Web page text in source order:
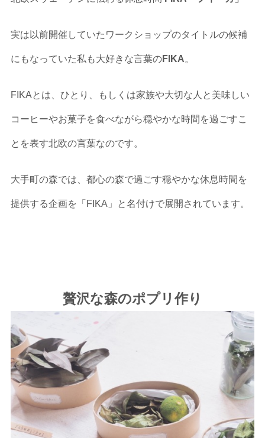
実は以前開催していたワークショップのタイトルの候補
にもなっていた私も大好きな言葉のFIKA。
FIKAとは、ひとり、もしくは家族や大切な人と美味しい
コーヒーやお菓子を食べながら穏やかな時間を過ごすこ
とを表す北欧の言葉なのです。
大手町の森では、都心の森で過ごす穏やかな休息時間を
提供する企画を「FIKA」と名付けで展開されています。
贅沢な森のポプリ作り